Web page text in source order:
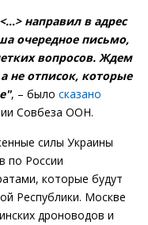
направил в адрес
очередное письмо,
вопросов. Ждем
не отписок, которые
, – было сказано
Совбеза ООН.
силы Украины
по России
которые будут
Республики. Москве
дроноводов и